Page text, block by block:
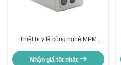
Thiết bị y tế công nghệ MPM
Mindray Spo2
Nhận giá tốt nhất